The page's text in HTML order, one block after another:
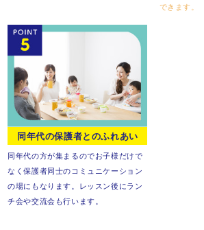
できます。
同年代の保護者とのふれあい
同年代の方が集まるのでお子様だけで
なく保護者同士のコミュニケーション
の場にもなります。 レッスン後にラン
チ会や交流会も行います。